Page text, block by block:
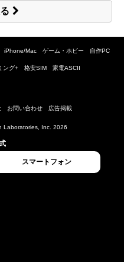
iPhone/Mac ゲーム・ホビー 自作PC
ング+ 格安SIM 家電ASCII
お問い合わせ 広告掲載
Laboratories, Inc. 2026
スマートフォン